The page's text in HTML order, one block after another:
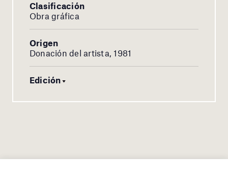
Clasificación
Obra gráfica
Origen
Donación del artista, 1981
Edición